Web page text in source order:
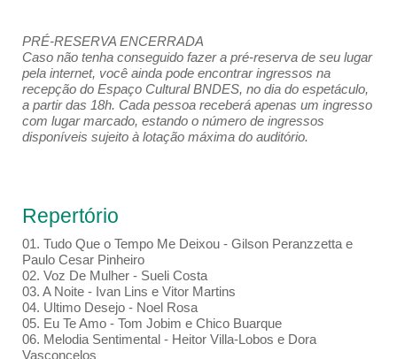
PRÉ-RESERVA ENCERRADA
Caso não tenha conseguido fazer a pré-reserva de seu lugar
pela internet, você ainda pode encontrar ingressos na
recepção do Espaço Cultural BNDES, no dia do espetáculo,
a partir das 18h. Cada pessoa receberá apenas um ingresso
com lugar marcado, estando o número de ingressos
disponíveis sujeito à lotação máxima do auditório.
Repertório
01. Tudo Que o Tempo Me Deixou - Gilson Peranzzetta e
Paulo Cesar Pinheiro
02. Voz De Mulher - Sueli Costa
03. A Noite - Ivan Lins e Vitor Martins
04. Ultimo Desejo - Noel Rosa
05. Eu Te Amo - Tom Jobim e Chico Buarque
06. Melodia Sentimental - Heitor Villa-Lobos e Dora
Vasconcelos